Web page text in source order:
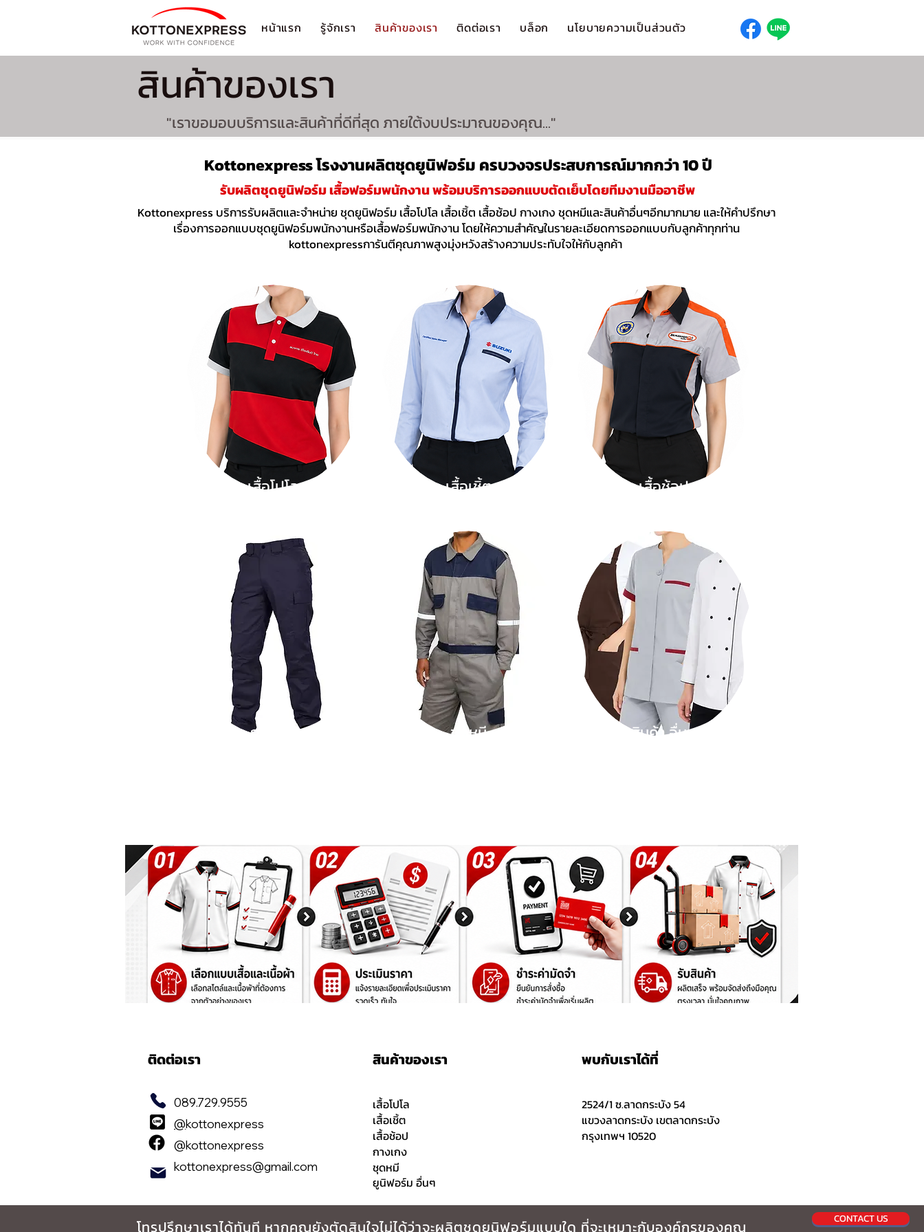
หน้าแรก รู้จักเรา สินค้าของเรา ติดต่อเรา บล็อก นโยบายความเป็นส่วนตัว
สินค้าของเรา
"เราขอมอบบริการและสินค้าที่ดีที่สุด ภายใต้งบประมาณของคุณ..."
Kottonexpress โรงงานผลิตชุดยูนิฟอร์ม ครบวงจรประสบการณ์มากกว่า 10 ปี
รับผลิตชุดยูนิฟอร์มเสื้อฟอร์มพนักงาน พร้อมบริการออกแบบตัดเย็บโดยทีมงานมืออาชีพ
Kottonexpress บริการรับผลิตและจำหน่ายชุดยูนิฟอร์มเสื้อโปโล เสื้อเชิ้ต เสื้อช้อป กางเกง ชุดหมีและสินค้าอื่นๆอีกมากมาย และให้คำปรึกษา
เรื่องการออกแบบชุดยูนิฟอร์มพนักงานหรือเสื้อฟอร์มพนักงานโดยให้ความสำคัญในรายละเอียดการออกแบบกับลูกค้าทุกท่าน
kottonexpressการันตีคุณภาพสูงมุ่งหวังสร้างความประทับใจให้กับลูกค้า
เสื้อโปโล
กางเกง
เสื้อเชิ้ต
ชุดหมี
เสื้อช้อป
สินค้า อื่นๆ
ติดต่อเรา
089.729.9555
@kottonexpress
@kottonexpress
kottonexpress@gmail.com
สินค้าของเรา
เสื้อโปโล
เสื้อเชิ้ต
เสื้อช้อป
กางเกง
ชุดหมี
ยูนิฟอร์ม อื่นๆ
พบกับเราได้ที่
2524/1 ซ.ลาดกระบัง 54
แขวงลาดกระบัง เขตลาดกระบัง
กรุงเทพฯ 10520
โทรปรึกษาเราได้ทันที หากคุณยังตัดสินใจไม่ได้ว่าจะผลิตชุดยูนิฟอร์มแบบใด ที่จะเหมาะกับองค์กรของคุณ CONTACT US